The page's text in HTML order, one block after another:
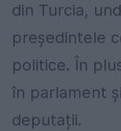
din Turcia,
președintele
politice. În
în parlament
deputații.